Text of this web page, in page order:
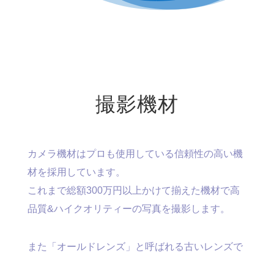
撮影機材
カメラ機材はプロも使用している信頼性の高い機
材を採用しています。
これまで総額300万円以上かけて揃えた機材で高
品質&ハイクオリティーの写真を撮影します。
また「オールドレンズ」と呼ばれる古いレンズで